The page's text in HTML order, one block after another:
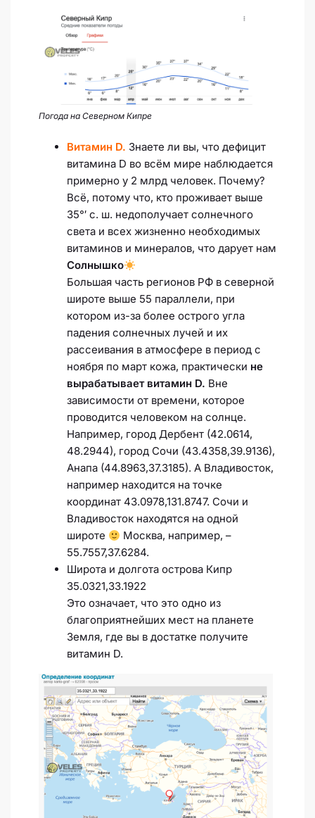
Погода на Северном Кипре
Витамин D. Знаете ли вы, что дефицит
витaмина D во всём мире наблюдается
примерно у 2 млрд человек. Почему?
Всё, потому что, кто проживает выше
35°′ с. ш. недополучает солнечного
света и всех жизненно необходимых
витаминов и минералов, что дарует нам
Солнышко
Большая часть регионов РФ в северной
широте выше 55 параллели, при
котором из-за более острого угла
падения солнечных лучей и их
рассеивания в атмосфере в период с
ноября по март кожа, практически не
вырабатывает витамин D. Вне
зависимости от времени, которое
проводится человеком на солнце.
Например, город Дербент (42.0614,
48.2944), город Сочи (43.4358,39.9136),
Анапа (44.8963,37.3185). А Владивосток,
например находится на точке
координат 43.0978,131.8747. Сочи и
Владивосток находятся на одной
широте
Москва, например, –
55.7557,37.6284.
Широта и долгота острова Кипр
35.0321,33.1922
Это означает, что это одно из
благоприятнейших мест на планете
Земля, где вы в достатке получите
витамин D.